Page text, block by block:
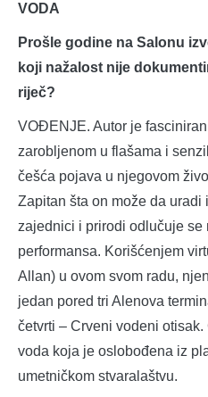
VODA
Prošle godine na Salonu
koji nažalost nije
riječ?
VOĐENJE. Autor je
zarobljenom u flašama i
češća pojava u njegovom
Zapitan šta on može da uradi
zajednici i prirodi odlučuje se
performansa. Korišćenjem
Allan) u ovom svom radu,
jedan pored tri Alenova
četvrti – Crveni vodeni
voda koja je oslobođena iz
umetničkom stvaralaštvu.